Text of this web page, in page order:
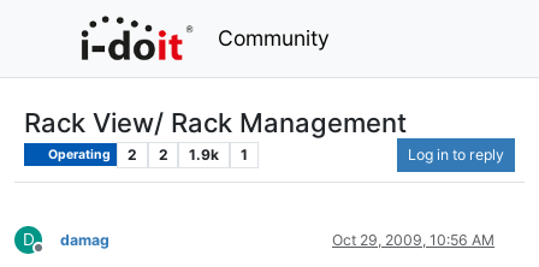
Community
Rack View/ Rack Management
Operating 2 2 1.9k 1 Log in to reply
D
Offline
damag Oct 29, 2009, 10:56 AM